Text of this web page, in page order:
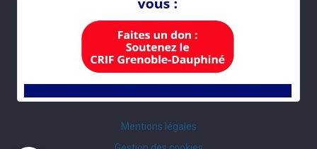
Mentions légales